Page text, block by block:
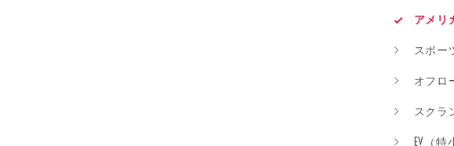
アメリ
スポー
オフロ
スクラ
EV（特